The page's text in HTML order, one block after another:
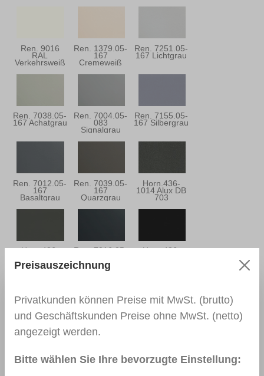
Ren. 9016
RAL
Verkehrsweiß
Ren. 1379.05-
167
Cremeweiß
Ren. 7251.05-
167 Lichtgrau
Ren. 7038.05-
167 Achatgrau
Ren. 7004.05-
083
Signalgrau
Ren. 7155.05-
167 Silbergrau
Ren. 7012.05-
167
Basaltgrau
Ren. 7039.05-
167
Quarzgrau
Horn.436-
1014 Alux DB
703
Horn.436-
Basaltgrau
Ren. 7016.05-
Anthrazitgrau
Horn.436-
Ren. 7016.05 -
Anthrazitgrau
Ren. 7015.05-
Schiefergrau
Ren. 5150.05-
Preisauszeichnung
Privatkunden können Preise mit MwSt. (brutto)
und Geschäftskunden Preise ohne MwSt. (netto)
angezeigt werden.
Bitte wählen Sie Ihre bevorzugte Einstellung: